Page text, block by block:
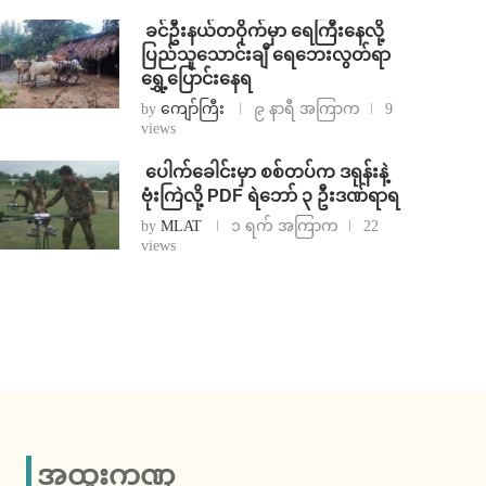
⁩ ⁨ခင်ဦးနယ်တဝိုက်မှာ ရေကြီးနေလို့
ပြည်သူသောင်းချီ ရေဘေးလွတ်ရာ
ရွှေ့ပြောင်းနေရ
byကျော်ကြီး ၉ နာရီ အကြာက
9
views
⁩ ⁨ပေါက်ခေါင်းမှာ စစ်တပ်က ဒရုန်းနဲ့
ဗုံးကြဲလို့ PDF ရဲဘော် ၃ ဦးဒဏ်ရာရ
byMLAT ၁ ရက် အကြာက
22
views
အထူးကဏ္ဍ